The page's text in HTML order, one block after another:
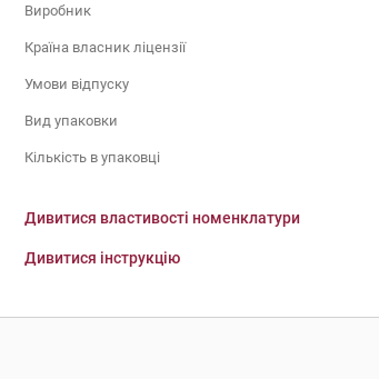
Виробник
Країна власник ліцензії
Умови відпуску
Вид упаковки
Кількість в упаковці
Дивитися властивості номенклатури
Дивитися інструкцію